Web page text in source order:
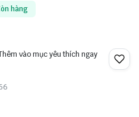
hàng
vào mục yêu thích ngay